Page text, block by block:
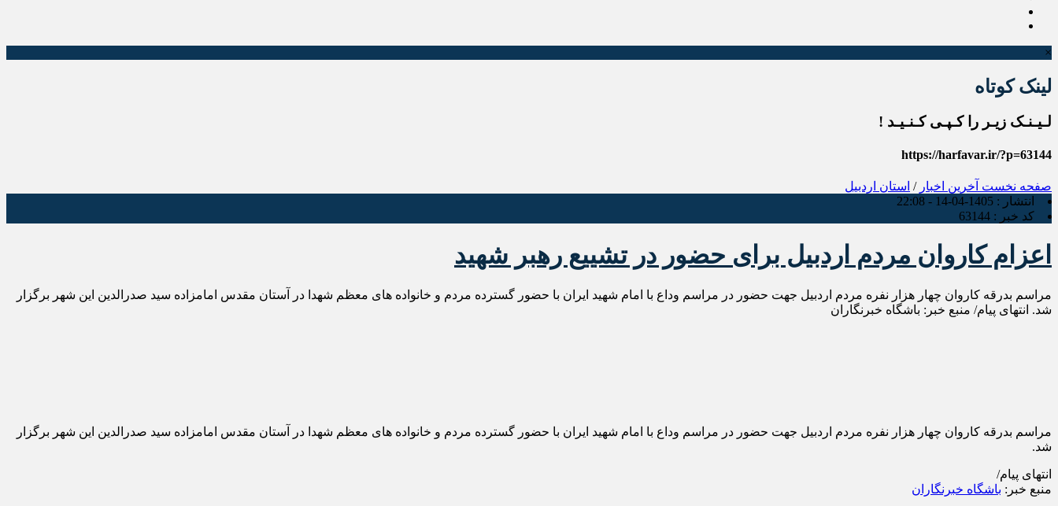
×
لینک کوتاه
لـیـنـک زیـر را کـپـی کـنـیـد !
https://harfavar.ir/?p=63144
صفحه نخست آخرین اخبار / استان اردبیل
انتشار : 1405-04-14 - 22:08
کد خبر : 63144
اعزام کاروان مردم اردبیل برای حضور در تشییع رهبر شهید
مراسم بدرقه کاروان چهار هزار نفره مردم اردبیل جهت حضور در مراسم وداع با امام شهید ایران با حضور گسترده مردم و خانواده های معظم شهدا در آستان مقدس امامزاده سید صدرالدین این شهر برگزار
شد. انتهای پیام/ منبع خبر: باشگاه خبرنگاران
مراسم بدرقه کاروان چهار هزار نفره مردم اردبیل جهت حضور در مراسم وداع با امام شهید ایران با حضور گسترده مردم و خانواده های معظم شهدا در آستان مقدس امامزاده سید صدرالدین این شهر برگزار
شد.
انتهای پیام/
منبع خبر: باشگاه خبرنگاران